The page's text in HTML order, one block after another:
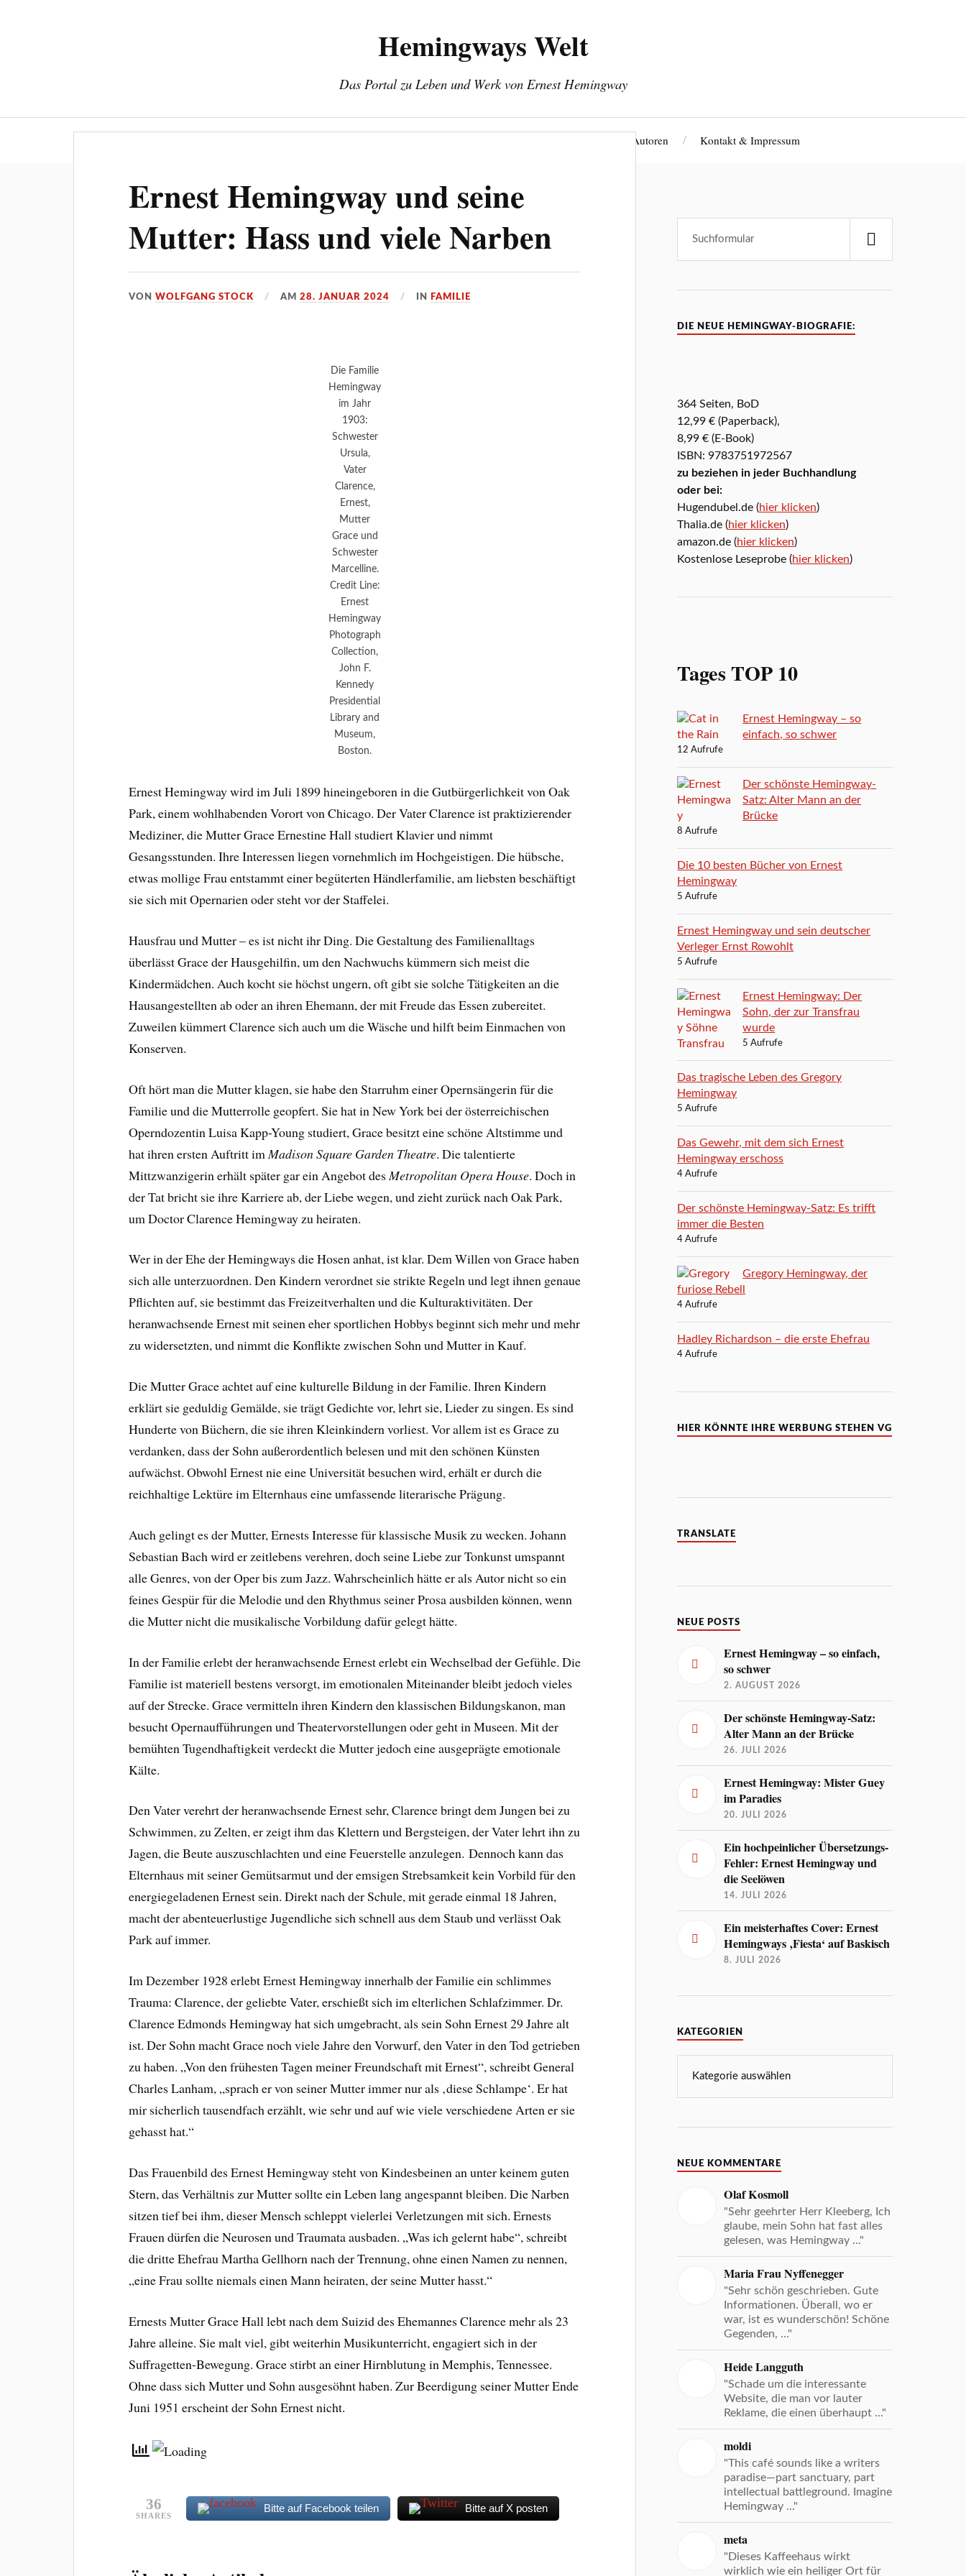
Hemingways Welt
Das Portal zu Leben und Werk von Ernest Hemingway
Autoren Kontakt & Impressum
Ernest Hemingway und seine
Mutter: Hass und viele Narben
VONWOLFGANG STOCK AM28. JANUAR 2024 IN FAMILIE
Die Familie
Hemingway
im Jahr
1903:
Schwester
Ursula,
Vater
Clarence,
Ernest,
Mutter
Grace und
Schwester
Marcelline.
Credit Line:
Ernest
Hemingway
Photograph
Collection,
John F.
Kennedy
Presidential
Library and
Museum,
Boston.
Ernest Hemingway wird im Juli 1899 hineingeboren in die Gutbürgerlichkeit von Oak
Park, einem wohlhabenden Vorort von Chicago. Der Vater Clarence ist praktizierender
Mediziner, die Mutter Grace Ernestine Hall studiert Klavier und nimmt
Gesangsstunden. Ihre Interessen liegen vornehmlich im Hochgeistigen. Die hübsche,
etwas mollige Frau entstammt einer begüterten Händlerfamilie, am liebsten beschäftigt
sie sich mit Opernarien oder steht vor der Staffelei.
Hausfrau und Mutter – es ist nicht ihr Ding. Die Gestaltung des Familienalltags
überlässt Grace der Hausgehilfin, um den Nachwuchs kümmern sich meist die
Kindermädchen. Auch kocht sie höchst ungern, oft gibt sie solche Tätigkeiten an die
Hausangestellten ab oder an ihren Ehemann, der mit Freude das Essen zubereitet.
Zuweilen kümmert Clarence sich auch um die Wäsche und hilft beim Einmachen von
Konserven.
Oft hört man die Mutter klagen, sie habe den Starruhm einer Opernsängerin für die
Familie und die Mutterrolle geopfert. Sie hat in New York bei der österreichischen
Operndozentin Luisa Kapp-Young studiert, Grace besitzt eine schöne Altstimme und
hat ihren ersten Auftritt im Madison Square Garden Theatre. Die talentierte
Mittzwanzigerin erhält später gar ein Angebot des Metropolitan Opera House. Doch in
der Tat bricht sie ihre Karriere ab, der Liebe wegen, und zieht zurück nach Oak Park,
um Doctor Clarence Hemingway zu heiraten.
Wer in der Ehe der Hemingways die Hosen anhat, ist klar. Dem Willen von Grace haben
sich alle unterzuordnen. Den Kindern verordnet sie strikte Regeln und legt ihnen genaue
Pflichten auf, sie bestimmt das Freizeitverhalten und die Kulturaktivitäten. Der
heranwachsende Ernest mit seinen eher sportlichen Hobbys beginnt sich mehr und mehr
zu widersetzten, und nimmt die Konflikte zwischen Sohn und Mutter in Kauf.
Die Mutter Grace achtet auf eine kulturelle Bildung in der Familie. Ihren Kindern
erklärt sie geduldig Gemälde, sie trägt Gedichte vor, lehrt sie, Lieder zu singen. Es sind
Hunderte von Büchern, die sie ihren Kleinkindern vorliest. Vor allem ist es Grace zu
verdanken, dass der Sohn außerordentlich belesen und mit den schönen Künsten
aufwächst. Obwohl Ernest nie eine Universität besuchen wird, erhält er durch die
reichhaltige Lektüre im Elternhaus eine umfassende literarische Prägung.
Auch gelingt es der Mutter, Ernests Interesse für klassische Musik zu wecken. Johann
Sebastian Bach wird er zeitlebens verehren, doch seine Liebe zur Tonkunstumspannt
alle Genres, von der Oper bis zum Jazz.Wahrscheinlich hätte er als Autor nicht so ein
feines Gespür für die Melodie und den Rhythmus seiner Prosa ausbilden können, wenn
die Mutter nicht die musikalische Vorbildung dafür gelegt hätte.
In der Familie erlebt der heranwachsende Ernest erlebt ein Wechselbad der Gefühle. Die
Familie ist materiell bestens versorgt, im emotionalen Miteinander bleibt jedoch vieles
auf der Strecke. Grace vermitteln ihren Kindern den klassischen Bildungskanon, man
besucht Opernaufführungen und Theatervorstellungen oder geht in Museen. Mit der
bemühten Tugendhaftigkeit verdeckt die Mutter jedoch eine ausgeprägte emotionale
Kälte.
Den Vater verehrt der heranwachsende Ernest sehr, Clarence bringt dem Jungen bei zu
Schwimmen, zu Zelten, er zeigt ihm das Klettern und Bergsteigen, der Vater lehrt ihn zu
Jagen, die Beute auszuschlachten und eine Feuerstelle anzulegen. Dennoch kann das
Elternhaus mit seiner Gemütsarmut und der emsigen Strebsamkeit kein Vorbild für den
energiegeladenen Ernest sein. Direkt nach der Schule, mit gerade einmal 18 Jahren,
macht der abenteuerlustige Jugendliche sich schnell aus dem Staub und verlässt Oak
Park auf immer.
Im Dezember 1928 erlebt Ernest Hemingway innerhalb der Familie ein schlimmes
Trauma: Clarence, der geliebte Vater, erschießt sich im elterlichen Schlafzimmer. Dr.
Clarence Edmonds Hemingway hat sich umgebracht, als sein Sohn Ernest 29 Jahre alt
ist. Der Sohn macht Grace noch viele Jahre den Vorwurf, den Vater in den Tod getrieben
zu haben. „Von den frühesten Tagen meiner Freundschaft mit Ernest“, schreibt General
Charles Lanham, „sprach er von seiner Mutter immer nur als ‚diese Schlampe‘. Er hat
mir sicherlich tausendfach erzählt, wie sehr und auf wie viele verschiedene Arten er sie
gehasst hat.“
Das Frauenbild des Ernest Hemingway steht von Kindesbeinen an unter keinem guten
Stern, das Verhältnis zur Mutter sollte ein Leben lang angespannt bleiben. Die Narben
sitzen tief bei ihm, dieser Mensch schleppt vielerlei Verletzungen mit sich. Ernests
Frauen dürfendie Neurosen und Traumata ausbaden. „Was ich gelernt habe“, schreibt
die dritte Ehefrau Martha Gellhorn nach der Trennung, ohne einen Namen zu nennen,
„eine Frau sollte niemals einen Mann heiraten, der seine Mutter hasst.“
Ernests Mutter Grace Hall lebt nach dem Suizid des Ehemannes Clarence mehr als 23
Jahre alleine. Sie malt viel, gibt weiterhin Musikunterricht, engagiert sich in der
Suffragetten-Bewegung. Grace stirbt an einer Hirnblutung in Memphis, Tennessee.
Ohne dass sich Mutter und Sohn ausgesöhnt haben. Zur Beerdigung seiner Mutter Ende
Juni 1951 erscheint der Sohn Ernest nicht.
36
SHARES
Bitte auf Facebook teilen Bitte auf X posten
DIE NEUE HEMINGWAY-BIOGRAFIE:
364 Seiten, BoD
12,99 € (Paperback),
8,99 € (E-Book)
ISBN: 9783751972567
zu beziehen in jeder Buchhandlung
oder bei:
Hugendubel.de (hier klicken)
Thalia.de (hier klicken)
amazon.de (hier klicken)
Kostenlose Leseprobe (hier klicken)
Tages TOP 10
Ernest Hemingway – so
einfach, so schwer
12 Aufrufe
Der schönste Hemingway-
Satz: Alter Mann an der
Brücke
8 Aufrufe
Die 10 besten Bücher von Ernest
Hemingway
5 Aufrufe
Ernest Hemingway und sein deutscher
Verleger Ernst Rowohlt
5 Aufrufe
Ernest Hemingway: Der
Sohn, der zur Transfrau
wurde
5 Aufrufe
Das tragische Leben des Gregory
Hemingway
5 Aufrufe
Das Gewehr, mit dem sich Ernest
Hemingway erschoss
4 Aufrufe
Der schönste Hemingway-Satz: Es trifft
immer die Besten
4 Aufrufe
Gregory Hemingway, der
furiose Rebell
4 Aufrufe
Hadley Richardson – die erste Ehefrau
4 Aufrufe
HIER KÖNNTE IHRE WERBUNG STEHEN VG
TRANSLATE
NEUE POSTS
Ernest Hemingway – so einfach,
so schwer
2. AUGUST 2026
Der schönste Hemingway-Satz:
Alter Mann an der Brücke
26. JULI 2026
Ernest Hemingway: Mister Guey
im Paradies
20. JULI 2026
Ein hochpeinlicher Übersetzungs-
Fehler: Ernest Hemingway und
die Seelöwen
14. JULI 2026
Ein meisterhaftes Cover: Ernest
Hemingways ‚Fiesta‘ auf Baskisch
8. JULI 2026
KATEGORIEN
NEUE KOMMENTARE
Olaf Kosmoll
"Sehr geehrter Herr Kleeberg, Ich
glaube, mein Sohn hat fast alles
gelesen, was Hemingway ..."
Maria Frau Nyffenegger
"Sehr schön geschrieben. Gute
Informationen. Überall, wo er
war, ist es wunderschön! Schöne
Gegenden, ..."
Heide Langguth
"Schade um die interessante
Website, die man vor lauter
Reklame, die einen überhaupt ..."
moldi
"This café sounds like a writers
paradise—part sanctuary, part
intellectual battleground. Imagine
Hemingway ..."
meta
"Dieses Kaffeehaus wirkt
wirklich wie ein heiliger Ort für